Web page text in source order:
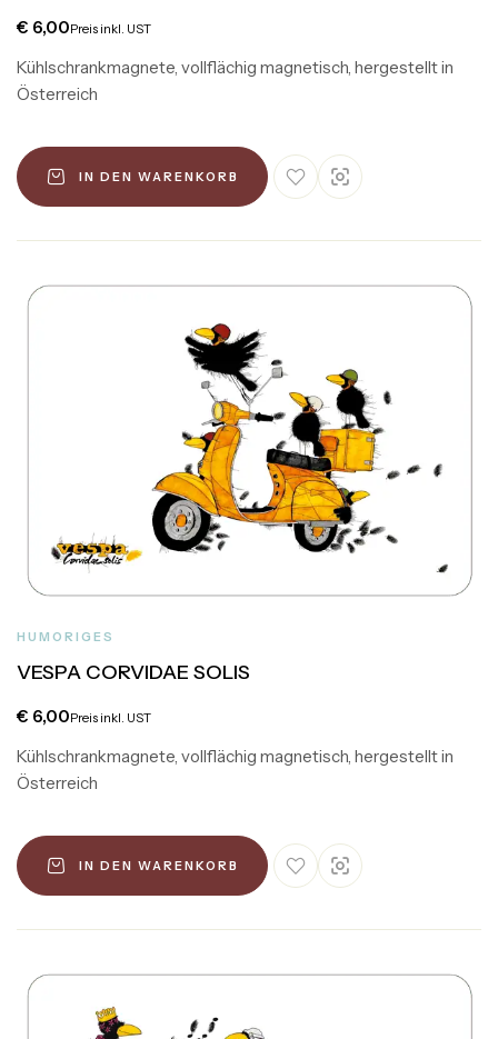
€ 6,00Preis inkl. UST
Kühlschrankmagnete, vollflächig magnetisch, hergestellt in
Österreich
IN DEN WARENKORB
HUMORIGES
VESPA CORVIDAE SOLIS
€ 6,00Preis inkl. UST
Kühlschrankmagnete, vollflächig magnetisch, hergestellt in
Österreich
IN DEN WARENKORB